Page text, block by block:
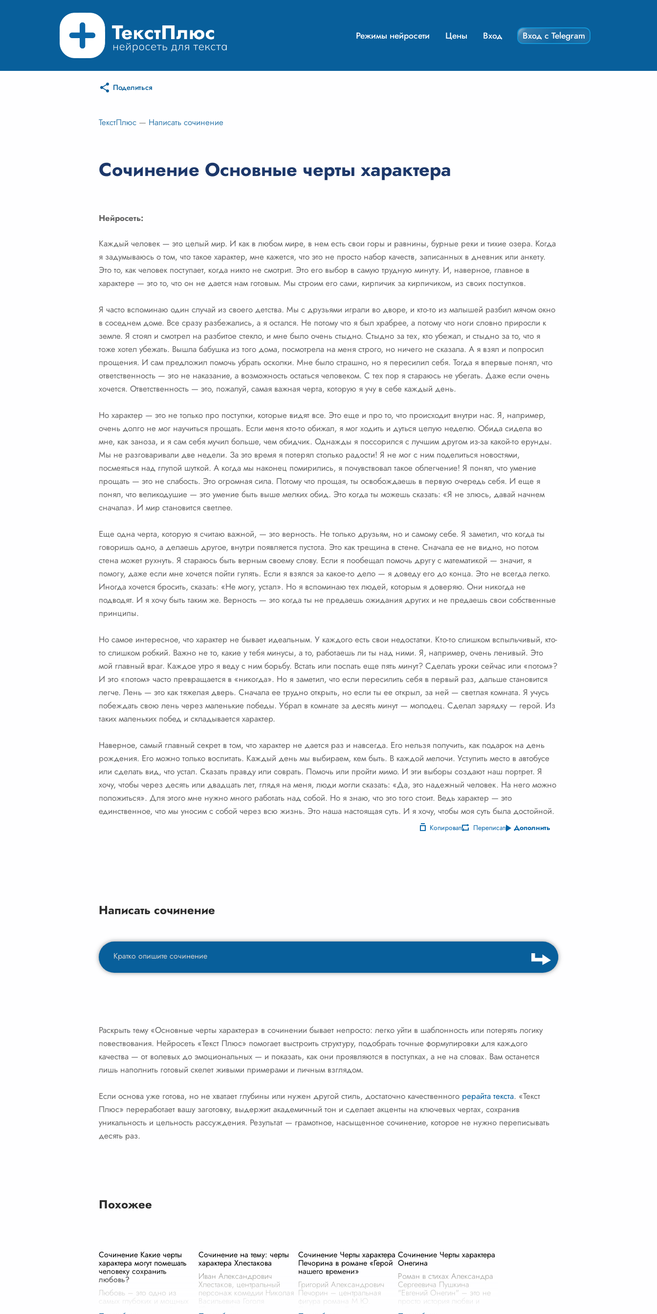
Режимы нейросети Цены Вход Вход с Telegram
Поделиться
ТекстПлюс — Написать сочинение
Сочинение Основные черты характера
Нейросеть:
Каждый человек — это целый мир. И как в любом мире, в нем есть свои горы и равнины, бурные реки и тихие озера. Когда
я задумываюсь о том, что такое характер, мне кажется, что это не просто набор качеств, записанных в дневник или анкету.
Это то, как человек поступает, когда никто не смотрит. Это его выбор в самую трудную минуту. И, наверное, главное в
характере — это то, что он не дается нам готовым. Мы строим его сами, кирпичик за кирпичиком, из своих поступков.
Я часто вспоминаю один случай из своего детства. Мы с друзьями играли во дворе, и кто-то из малышей разбил мячом окно
в соседнем доме. Все сразу разбежались, а я остался. Не потому что я был храбрее, а потому что ноги словно приросли к
земле. Я стоял и смотрел на разбитое стекло, и мне было очень стыдно. Стыдно за тех, кто убежал, и стыдно за то, что я
тоже хотел убежать. Вышла бабушка из того дома, посмотрела на меня строго, но ничего не сказала. А я взял и попросил
прощения. И сам предложил помочь убрать осколки. Мне было страшно, но я пересилил себя. Тогда я впервые понял, что
ответственность — это не наказание, а возможность остаться человеком. С тех пор я стараюсь не убегать. Даже если очень
хочется. Ответственность — это, пожалуй, самая важная черта, которую я учу в себе каждый день.
Но характер — это не только про поступки, которые видят все. Это еще и про то, что происходит внутри нас. Я, например,
очень долго не мог научиться прощать. Если меня кто-то обижал, я мог ходить и дуться целую неделю. Обида сидела во
мне, как заноза, и я сам себя мучил больше, чем обидчик. Однажды я поссорился с лучшим другом из-за какой-то ерунды.
Мы не разговаривали две недели. За это время я потерял столько радости! Я не мог с ним поделиться новостями,
посмеяться над глупой шуткой. А когда мы наконец помирились, я почувствовал такое облегчение! Я понял, что умение
прощать — это не слабость. Это огромная сила. Потому что прощая, ты освобождаешь в первую очередь себя. И еще я
понял, что великодушие — это умение быть выше мелких обид. Это когда ты можешь сказать: «Я не злюсь, давай начнем
сначала». И мир становится светлее.
Еще одна черта, которую я считаю важной, — это верность. Не только друзьям, но и самому себе. Я заметил, что когда ты
говоришь одно, а делаешь другое, внутри появляется пустота. Это как трещина в стене. Сначала ее не видно, но потом
стена может рухнуть. Я стараюсь быть верным своему слову. Если я пообещал помочь другу с математикой — значит, я
помогу, даже если мне хочется пойти гулять. Если я взялся за какое-то дело — я доведу его до конца. Это не всегда легко.
Иногда хочется бросить, сказать: «Не могу, устал». Но я вспоминаю тех людей, которым я доверяю. Они никогда не
подводят. И я хочу быть таким же. Верность — это когда ты не предаешь ожидания других и не предаешь свои собственные
принципы.
Но самое интересное, что характер не бывает идеальным. У каждого есть свои недостатки. Кто-то слишком вспыльчивый, кто-
то слишком робкий. Важно не то, какие у тебя минусы, а то, работаешь ли ты над ними. Я, например, очень ленивый. Это
мой главный враг. Каждое утро я веду с ним борьбу. Встать или поспать еще пять минут? Сделать уроки сейчас или «потом»?
И это «потом» часто превращается в «никогда». Но я заметил, что если пересилить себя в первый раз, дальше становится
легче. Лень — это как тяжелая дверь. Сначала ее трудно открыть, но если ты ее открыл, за ней — светлая комната. Я учусь
побеждать свою лень через маленькие победы. Убрал в комнате за десять минут — молодец. Сделал зарядку — герой. Из
таких маленьких побед и складывается характер.
Наверное, самый главный секрет в том, что характер не дается раз и навсегда. Его нельзя получить, как подарок на день
рождения. Его можно только воспитать. Каждый день мы выбираем, кем быть. В каждой мелочи. Уступить место в автобусе
или сделать вид, что устал. Сказать правду или соврать. Помочь или пройти мимо. И эти выборы создают наш портрет. Я
хочу, чтобы через десять или двадцать лет, глядя на меня, люди могли сказать: «Да, это надежный человек. На него можно
положиться». Для этого мне нужно много работать над собой. Но я знаю, что это того стоит. Ведь характер — это
единственное, что мы уносим с собой через всю жизнь. Это наша настоящая суть. И я хочу, чтобы моя суть была достойной.
Копировать Переписать Дополнить
Написать сочинение
Раскрыть тему «Основные черты характера» в сочинении бывает непросто: легко уйти в шаблонность или потерять логику
повествования. Нейросеть «Текст Плюс» помогает выстроить структуру, подобрать точные формулировки для каждого
качества — от волевых до эмоциональных — и показать, как они проявляются в поступках, а не на словах. Вам останется
лишь наполнить готовый скелет живыми примерами и личным взглядом.
Если основа уже готова, но не хватает глубины или нужен другой стиль, достаточно качественного рерайта текста. «Текст
Плюс» переработает вашу заготовку, выдержит академичный тон и сделает акценты на ключевых чертах, сохранив
уникальность и цельность рассуждения. Результат — грамотное, насыщенное сочинение, которое не нужно переписывать
десять раз.
Похожее
Сочинение Какие черты
характера могут помешать
человеку сохранить
любовь?
Любовь – это одно из
самых глубоких и мощных
Сочинение на тему: черты
характера Хлестакова
Иван Александрович
Хлестаков, центральный
персонаж комедии Николая
Васильевича Гоголя
Сочинение Черты характера
Печорина в романе «Герой
нашего времени»
Григорий Александрович
Печорин – центральная
фигура романа М.Ю.
Сочинение Черты характера
Онегина
Роман в стихах Александра
Сергеевича Пушкина
"Евгений Онегин" – это не
просто история любви и